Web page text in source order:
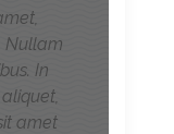
Nullam
In
amet